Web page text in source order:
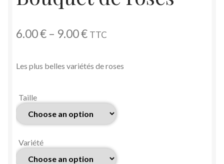
6.00€ – 9.00€ TTC
Les plus belles variétés de roses
Taille
Variété